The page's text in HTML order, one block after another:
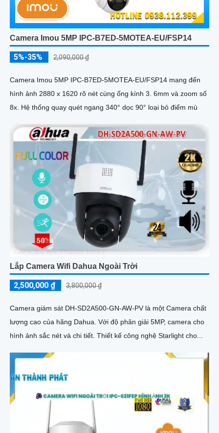
Camera Imou 5MP IPC-B7ED-5MOTEA-EU/FSP14
5%-35% 2,090,000 ₫
Camera Imou 5MP IPC-B7ED-5MOTEA-EU/FSP14 mang đến
hình ảnh 2880 x 1620 rõ nét cùng ống kính 3. 6mm và zoom số
8x. Hệ thống quay quét ngang 340° dọc 90° loại bỏ điểm mù
Lắp Camera Wifi Dahua Ngoài Trời
2,500,000 ₫ 3,800,000 ₫
Camera giám sát DH-SD2A500-GN-AW-PV là một Camera chất
lượng cao của hãng Dahua. Với độ phân giải 5MP, camera cho
hình ảnh sắc nét và chi tiết. Thiết kế công nghệ Starlight cho...